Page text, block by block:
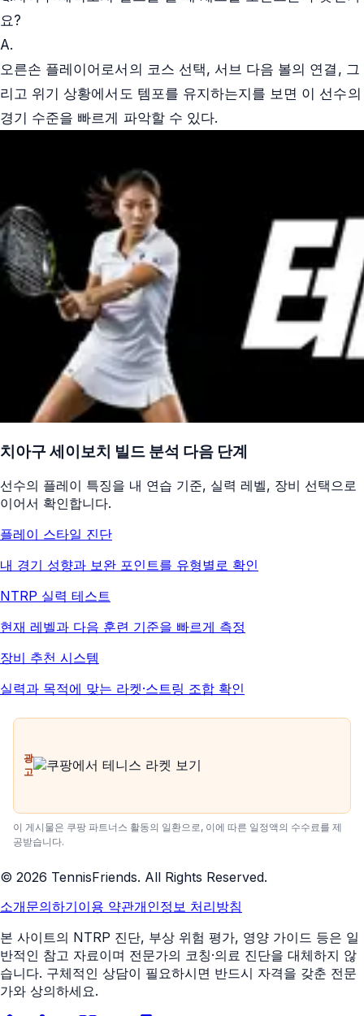
요?
A.
오른손 플레이어로서의 코스 선택, 서브 다음 볼의 연결, 그
리고 위기 상황에서도 템포를 유지하는지를 보면 이 선수의
경기 수준을 빠르게 파악할 수 있다.
치아구 세이보치 빌드 분석 다음 단계
선수의 플레이 특징을 내 연습 기준, 실력 레벨, 장비 선택으로
이어서 확인합니다.
플레이 스타일 진단
내 경기 성향과 보완 포인트를 유형별로 확인
NTRP 실력 테스트
현재 레벨과 다음 훈련 기준을 빠르게 측정
장비 추천 시스템
실력과 목적에 맞는 라켓·스트링 조합 확인
광
고
이 게시물은 쿠팡 파트너스 활동의 일환으로, 이에 따른 일정액의 수수료를 제
공받습니다.
© 2026 TennisFriends. All Rights Reserved.
소개문의하기이용 약관개인정보 처리방침
본 사이트의 NTRP 진단, 부상 위험 평가, 영양 가이드 등은 일
반적인 참고 자료이며 전문가의 코칭·의료 진단을 대체하지 않
습니다. 구체적인 상담이 필요하시면 반드시 자격을 갖춘 전문
가와 상의하세요.